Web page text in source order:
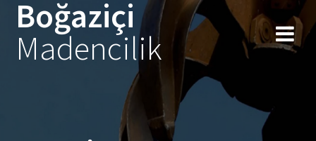
Skip
to
content
Boğaziçi
Madencilik